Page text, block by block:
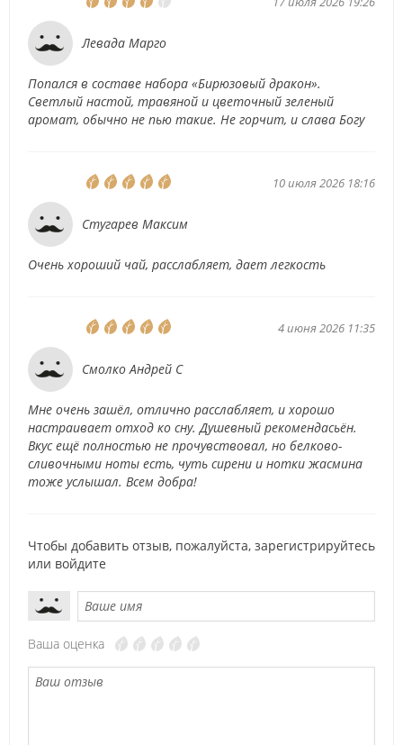
Левада Марго
Попался в составе набора «Бирюзовый дракон».
Светлый настой, травяной и цветочный зеленый
аромат, обычно не пью такие. Не горчит, и слава Богу
10 июля 2026 18:16
Стугарев Максим
Очень хороший чай, расслабляет, дает легкость
4 июня 2026 11:35
Смолко Андрей С
Мне очень зашёл, отлично расслабляет, и хорошо
настраивает отход ко сну. Душевный рекомендасьён.
Вкус ещё полностью не прочувствовал, но белково-
сливочными ноты есть, чуть сирени и нотки жасмина
тоже услышал. Всем добра!
Чтобы добавить отзыв, пожалуйста, зарегистрируйтесь
или войдите
Ваша оценка